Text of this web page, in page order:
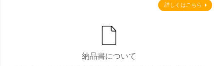
詳しくはこちら
納品書について